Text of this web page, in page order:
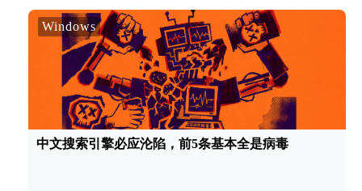
Windows
中文搜索引擎必应沦陷，前5条基本全是病毒